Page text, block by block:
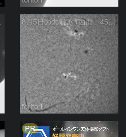
） 8月5日の太陽➂（西面 4502 C1.7フレア ）
toritori
PR